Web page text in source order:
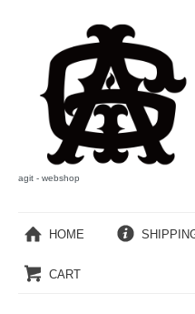
agit - webshop
HOME
CART